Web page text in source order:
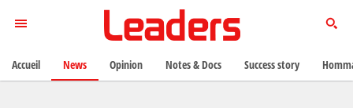
Accueil News Opinion Notes & Docs Success story